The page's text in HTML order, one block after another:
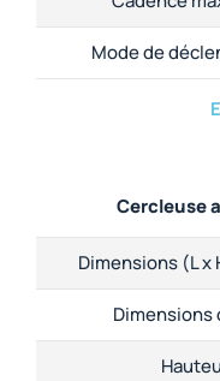
Mode de
Cercleuse
Dimensions (L x
Dimensions